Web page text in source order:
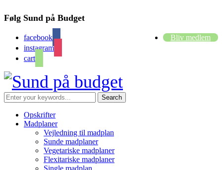
Følg Sund på Budget
facebook
instagram
cart
Bliv medlem
Opskrifter
Madplaner
Vejledning til madplan
Sunde madplaner
Vegetariske madplaner
Flexitariske madplaner
Single madplan